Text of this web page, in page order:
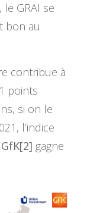
GRAI se
bon au
contribue à
points
si on le
l’indice
GfK[2] gagne